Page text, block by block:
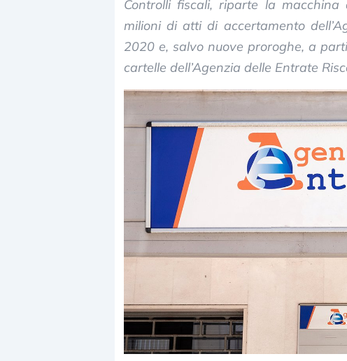
Controlli fiscali, riparte la
milioni di atti di accertamento
2020 e, salvo nuove proroghe, a
cartelle dell’Agenzia delle Entrate
Dalle valutazioni estreme alla
repricing degli asset?
Gli investitori stanno finalmente
mostrando segni di stanchezza